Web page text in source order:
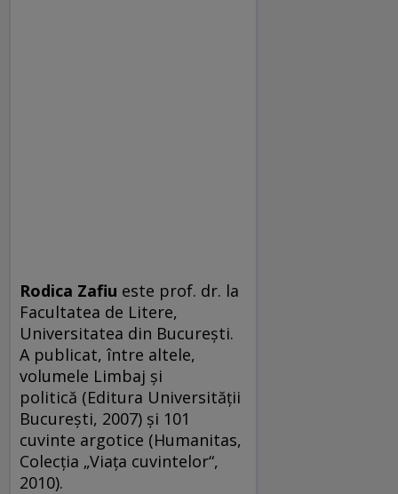
Rodica Zafiu este prof. dr. la
Facultatea de Litere,
Universitatea din București.
A publicat, între altele,
volumele Limbaj și
politică (Editura Universității
București, 2007) și 101
cuvinte argotice (Humanitas,
Colecția „Viața cuvintelor“,
2010).